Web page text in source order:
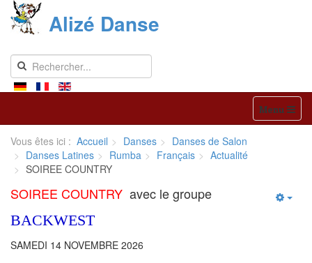
Alizé Danse
Menu
Vous êtes ici : Accueil Danses
Danses de Salon
Danses Latines
Rumba Français
Actualité
SOIREE COUNTRY
SOIREE COUNTRY avec le groupe
BACKWEST
SAMEDI 14 NOVEMBRE 2026